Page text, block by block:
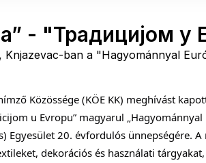
- "Традицијом у
ban a "Hagyománnyal
Közössége (KÖE KK) meghívást
u Evropu” magyarul „Hagyománnyal
20. évfordulós ünnepségére.
dekorációs és használati